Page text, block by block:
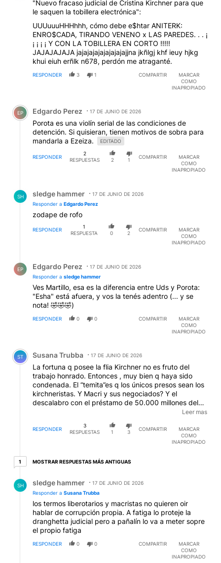
"Nuevo fracaso judicial de Cristina Kirchner para que
le saquen la tobillera electrónica":
UUUuuuHHHhhh, cómo debe e$htar ANITERK:
ENRO$CADA, TIRANDO VENENO x LAS PAREDES. . . ¡
¡ ¡ ¡ ¡ Y CON LA TOBILLERA EN CORTO !!!!!
JAJAJAJAJA jajajajajajajajajajjna jkñlgj khf ieuy hjkg
khui eiuh erñlk n678, perdón me atraganté.
RESPONDER 3 1 COMPARTIR
MARCAR
COMO
INAPROPIADO
Comentario de Edgardo Perez.
EP Edgardo Perez 17 DE JUNIO DE 2026
Porota es una violín serial de las condiciones de
detención. Si quisieran, tienen motivos de sobra para
mandarla a Ezeiza.
EDITADO
RESPONDER
2
RESPUESTAS
2 1
COMPARTIR
MARCAR
COMO
INAPROPIADO
SH sledge hammer
17 DE JUNIO DE 2026
Responder a Edgardo Perez
zodape de rofo
RESPONDER
1
RESPUESTA
0 2
COMPARTIR
MARCAR
COMO
INAPROPIADO
EP Edgardo Perez
17 DE JUNIO DE 2026
Responder a sledge hammer
Ves Martillo, esa es la diferencia entre Uds y Porota:
"Esha" está afuera, y vos la tenés adentro (... y se
nota! 🤣🤣🤣)
RESPONDER 0 0 COMPARTIR
MARCAR
COMO
INAPROPIADO
Comentario de Susana Trubba.
ST Susana Trubba 17 DE JUNIO DE 2026
La fortuna q posee la flia Kirchner no es fruto del
trabajo honrado. Entonces , muy bien q haya sido
condenada. El “temita”es q los únicos presos sean los
kirchneristas. Y Macri y sus negociados? Y el
descalabro con el préstamo de 50.000 millones del
crédito cerca del final al gobierno de Macri, donde
estan ? Y ni hablar de Ritondo,Caputoy un montón
más q estan muertos de risa. Justicia justa, para
todos por igual. Mientras eso no se cumpla me
Leer mas
RESPONDER
3
RESPUESTAS
1 3
COMPARTIR
MARCAR
COMO
INAPROPIADO
11 respuesta más antiguas
MOSTRAR RESPUESTAS MÁS ANTIGUAS
SH sledge hammer
17 DE JUNIO DE 2026
Responder a Susana Trubba
los termos liberotarios y macristas no quieren oir
hablar de corrupción propia. A fatiga lo proteje la
dranghetta judicial pero a pañalín lo va a meter sopre
el propio fatiga
RESPONDER 0 0 COMPARTIR
MARCAR
COMO
INAPROPIADO